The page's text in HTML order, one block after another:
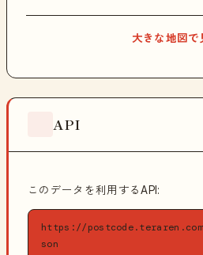
大きな地図で
API
このデータを利用するAPI:
https://
son